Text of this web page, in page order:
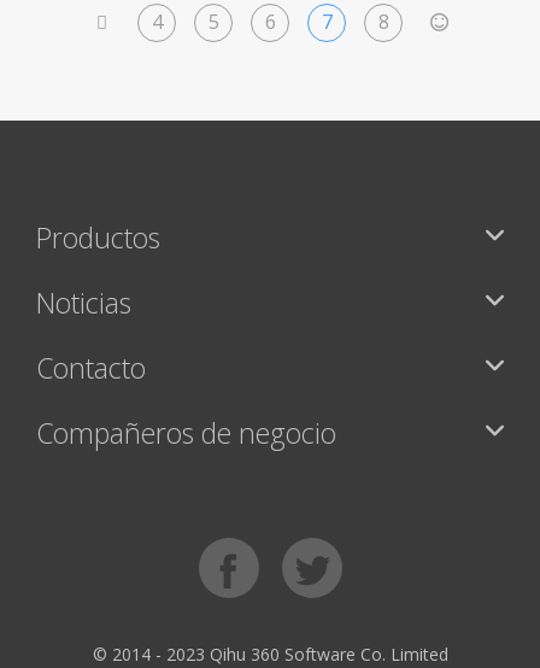
4 5 6 7 8
Productos
Noticias
Contacto
Compañeros de negocio
© 2014 - 2023 Qihu 360 Software Co. Limited